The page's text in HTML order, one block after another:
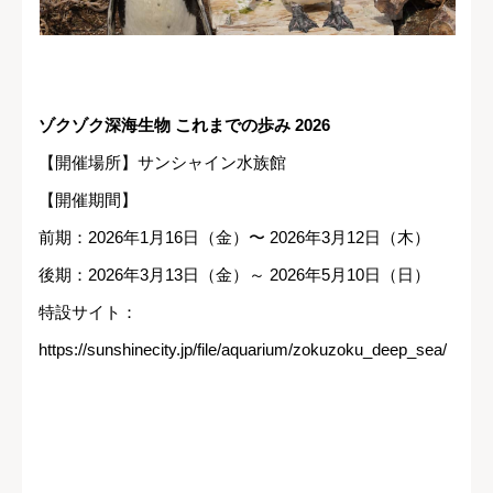
ゾクゾク深海生物 これまでの歩み 2026
【開催場所】サンシャイン水族館
【開催期間】
前期：2026年1月16日（金）〜 2026年3月12日（木）
後期：2026年3月13日（金）～ 2026年5月10日（日）
特設サイト：
https://sunshinecity.jp/file/aquarium/zokuzoku_deep_sea/